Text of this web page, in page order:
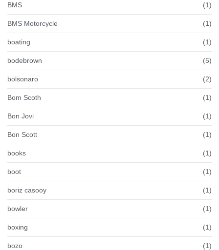
BMS (1)
BMS Motorcycle (1)
boating (1)
bodebrown (5)
bolsonaro (2)
Bom Scoth (1)
Bon Jovi (1)
Bon Scott (1)
books (1)
boot (1)
boriz casooy (1)
bowler (1)
boxing (1)
bozo (1)